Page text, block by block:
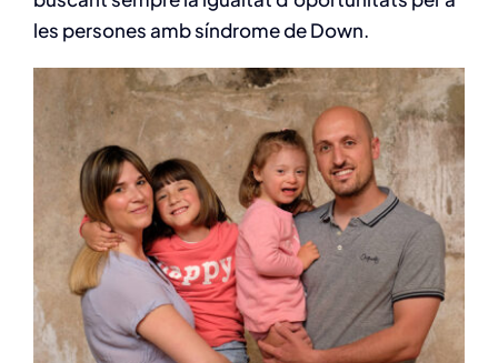
les persones amb síndrome de Down.